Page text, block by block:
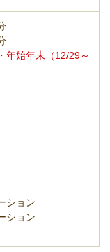
年始年末（12/29～
ション
ション